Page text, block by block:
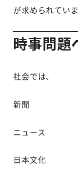
が求められていま
時事問題
社会では、
新聞
ニュース
日本文化